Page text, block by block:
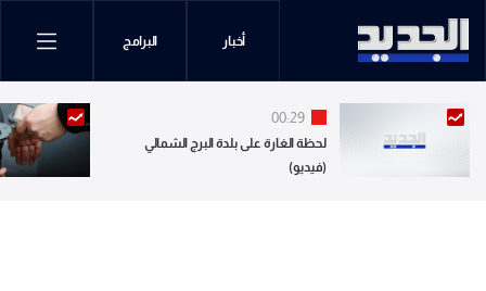
أخبار البرامج
00:29
لحظة الغارة على بلدة البرج الشمالي
(فيديو)